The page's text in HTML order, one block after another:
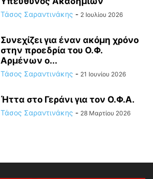
Τάσος Σαραντινάκης - 2 Ιουλίου 2026
Συνεχίζει για έναν ακόμη χρόνο
στην προεδρία του Ο.Φ.
Αρμένων ο...
Τάσος Σαραντινάκης - 21 Ιουνίου 2026
Ήττα στο Γεράνι για τον Ο.Φ.Α.
Τάσος Σαραντινάκης - 28 Μαρτίου 2026